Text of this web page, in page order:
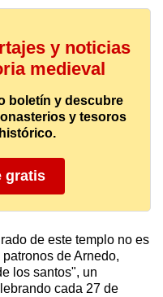
y noticias
medieval
boletín y descubre
y tesoros
gratis
de este templo no es
de Arnedo,
los santos", un
cada 27 de